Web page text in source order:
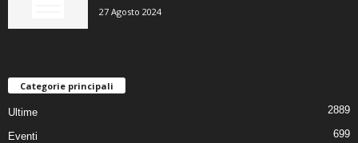
27 Agosto 2024
Categorie principali
Ultime 2889
Eventi 699